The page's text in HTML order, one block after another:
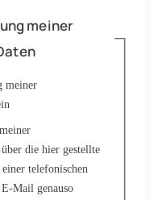
meiner
meiner
über die hier gestellte
telefonischen
Mail genauso